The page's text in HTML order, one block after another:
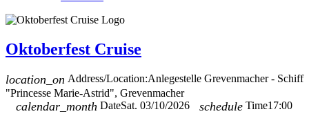
Oktoberfest Cruise
location_on Address/Location:Anlegestelle Grevenmacher - Schiff
"Princesse Marie-Astrid", Grevenmacher
calendar_month DateSat. 03/10/2026 schedule Time17:00